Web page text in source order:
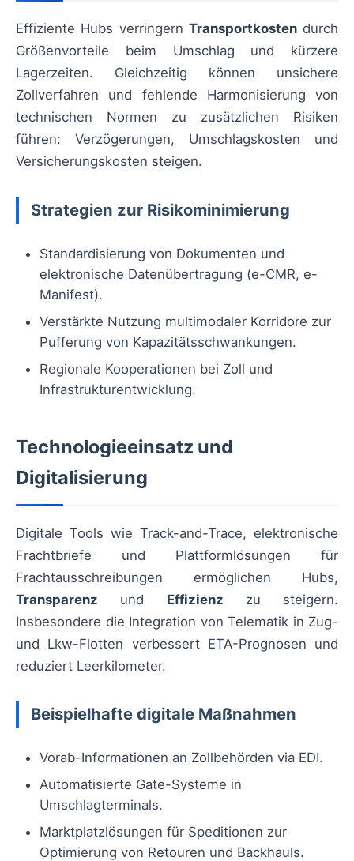
Effiziente Hubs verringern Transportkostendurch
Größenvorteile beim Umschlag und kürzere
Lagerzeiten. Gleichzeitig können unsichere
Zollverfahren und fehlende Harmonisierung von
technischen Normen zu zusätzlichen Risiken
führen: Verzögerungen, Umschlagskosten und
Versicherungskosten steigen.
Strategien zur Risikominimierung
Standardisierung von Dokumenten und
elektronische Datenübertragung (e-CMR, e-
Manifest).
Verstärkte Nutzung multimodaler Korridore zur
Pufferung von Kapazitätsschwankungen.
Regionale Kooperationen bei Zoll und
Infrastrukturentwicklung.
Technologieeinsatz und
Digitalisierung
Digitale Tools wie Track-and-Trace, elektronische
Frachtbriefe und Plattformlösungen für
Frachtausschreibungen ermöglichen Hubs,
Transparenz und Effizienz zu steigern.
Insbesondere die Integration von Telematik in Zug-
und Lkw-Flotten verbessert ETA-Prognosen und
reduziert Leerkilometer.
Beispielhafte digitale Maßnahmen
Vorab-Informationen an Zollbehörden via EDI.
Automatisierte Gate-Systeme in
Umschlagterminals.
Marktplatzlösungen für Speditionen zur
Optimierung von Retouren und Backhauls.